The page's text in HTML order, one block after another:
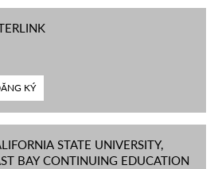
KÝ
STATE UNIVERSITY,
BAY CONTINUING EDUCATION